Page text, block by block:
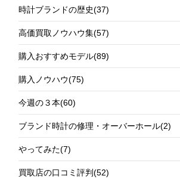
時計ブランドの歴史(37)
高価買取ノウハウ集(57)
購入おすすめモデル(89)
購入ノウハウ(75)
今週の３本(60)
ブランド時計の修理・オーバーホール(2)
やってみた(7)
買取店の口コミ評判(52)